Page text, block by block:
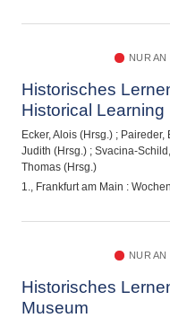
NUR
Historisches
Historical
Ecker, Alois (Hrsg.) ; Paireder,
Judith (Hrsg.) ; Svacina-
Thomas (Hrsg.)
1., Frankfurt am Main :
NUR
Historisches
Museum